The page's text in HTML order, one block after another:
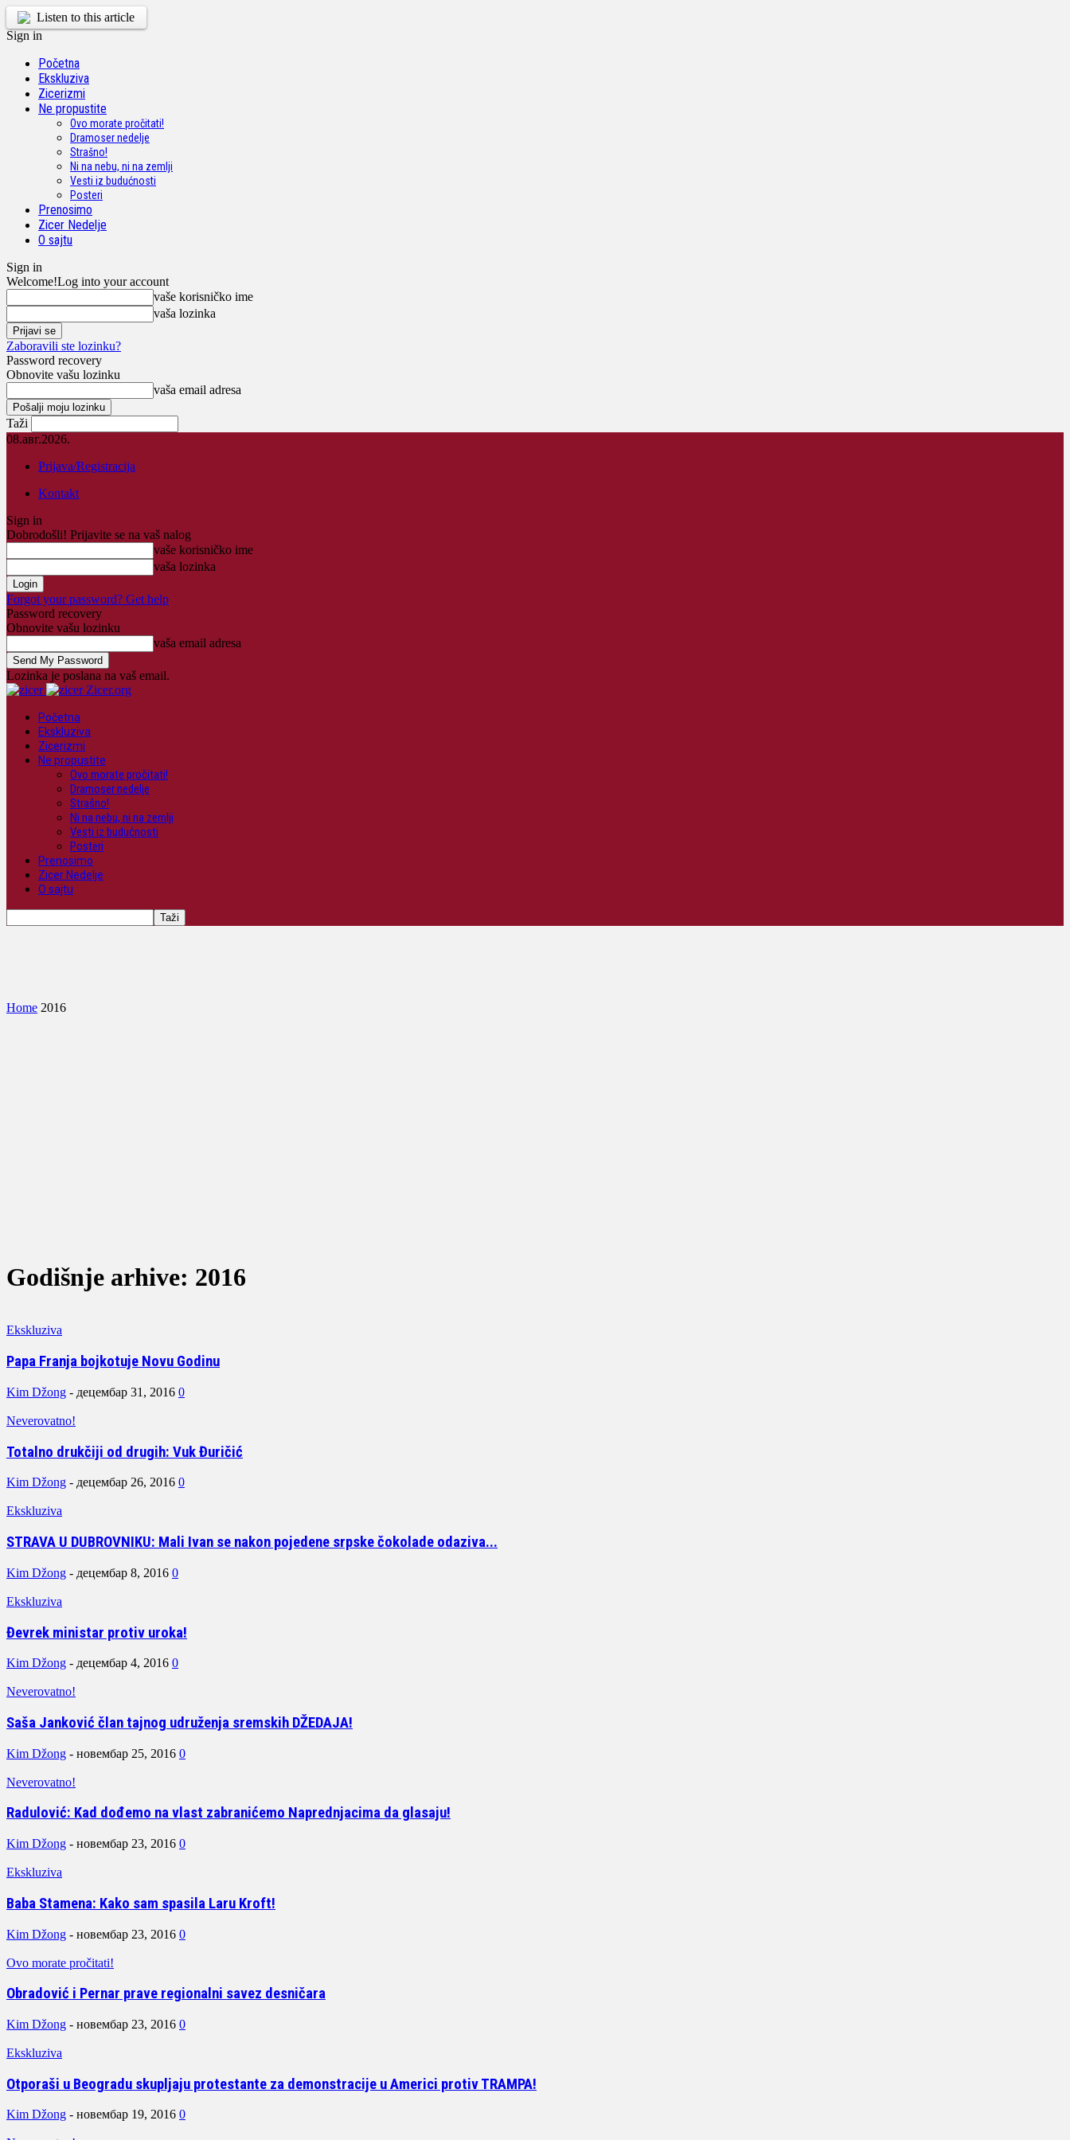
Listen to this article
Sign in
Početna
Ekskluziva
Zicerizmi
Ne propustite
Ovo morate pročitati!
Dramoser nedelje
Strašno!
Ni na nebu, ni na zemlji
Vesti iz budućnosti
Posteri
Prenosimo
Zicer Nedelje
O sajtu
Sign in
Welcome!Log into your account
vaše korisničko ime
vaša lozinka
Zaboravili ste lozinku?
Password recovery
Obnovite vašu lozinku
vaša email adresa
Taži
08.авг.2026.
Prijava/Registracija
Kontakt
Sign in
Dobrodošli! Prijavite se na vaš nalog
vaše korisničko ime
vaša lozinka
Forgot your password? Get help
Password recovery
Obnovite vašu lozinku
vaša email adresa
Lozinka je poslana na vaš email.
Zicer.org
Početna
Ekskluziva
Zicerizmi
Ne propustite
Ovo morate pročitati!
Dramoser nedelje
Strašno!
Ni na nebu, ni na zemlji
Vesti iz budućnosti
Posteri
Prenosimo
Zicer Nedelje
O sajtu
Home 2016
Godišnje arhive: 2016
Ekskluziva
Papa Franja bojkotuje Novu Godinu
Kim Džong - децембар 31, 2016 0
Neverovatno!
Totalno drukčiji od drugih: Vuk Đuričić
Kim Džong - децембар 26, 2016 0
Ekskluziva
STRAVA U DUBROVNIKU: Mali Ivan se nakon pojedene srpske čokolade odaziva...
Kim Džong - децембар 8, 2016 0
Ekskluziva
Đevrek ministar protiv uroka!
Kim Džong - децембар 4, 2016 0
Neverovatno!
Saša Janković član tajnog udruženja sremskih DŽEDAJA!
Kim Džong - новембар 25, 2016 0
Neverovatno!
Radulović: Kad dođemo na vlast zabranićemo Naprednjacima da glasaju!
Kim Džong - новембар 23, 2016 0
Ekskluziva
Baba Stamena: Kako sam spasila Laru Kroft!
Kim Džong - новембар 23, 2016 0
Ovo morate pročitati!
Obradović i Pernar prave regionalni savez desničara
Kim Džong - новембар 23, 2016 0
Ekskluziva
Otporaši u Beogradu skupljaju protestante za demonstracije u Americi protiv TRAMPA!
Kim Džong - новембар 19, 2016 0